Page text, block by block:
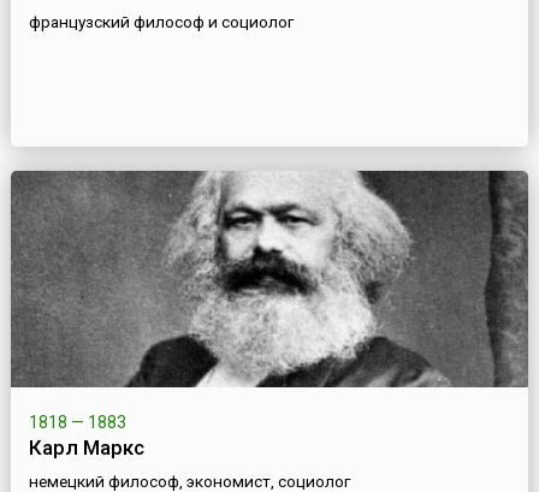
французский философ и социолог
1818 — 1883
Карл Маркс
немецкий философ, экономист, социолог